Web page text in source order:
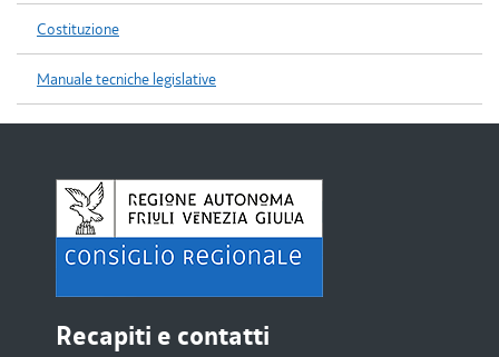
Costituzione
Manuale tecniche legislative
Recapiti e contatti